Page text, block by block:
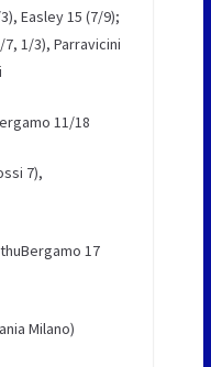
Easley 15 (7/9);
1/3), Parravicini
11/18
7),
17
Milano)